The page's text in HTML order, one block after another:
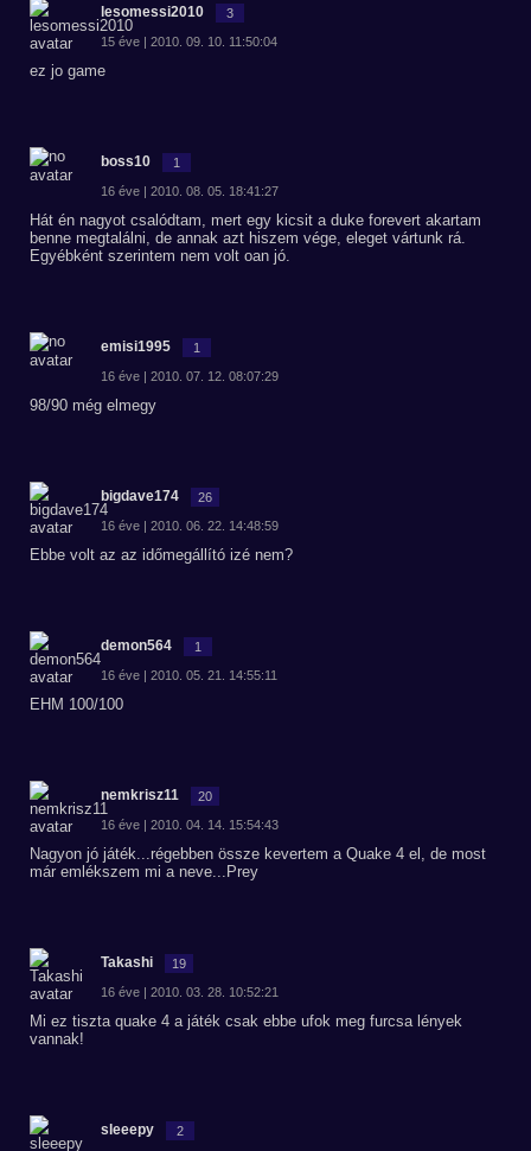
lesomessi2010 3
15 éve | 2010. 09. 10. 11:50:04
ez jo game
boss10 1
16 éve | 2010. 08. 05. 18:41:27
Hát én nagyot csalódtam, mert egy kicsit a duke forevert akartam
benne megtalálni, de annak azt hiszem vége, eleget vártunk rá.
Egyébként szerintem nem volt oan jó.
emisi1995 1
16 éve | 2010. 07. 12. 08:07:29
98/90 még elmegy
bigdave174 26
16 éve | 2010. 06. 22. 14:48:59
Ebbe volt az az időmegállító izé nem?
demon564 1
16 éve | 2010. 05. 21. 14:55:11
EHM 100/100
nemkrisz11 20
16 éve | 2010. 04. 14. 15:54:43
Nagyon jó játék...régebben össze kevertem a Quake 4 el, de most
már emlékszem mi a neve...Prey
Takashi 19
16 éve | 2010. 03. 28. 10:52:21
Mi ez tiszta quake 4 a játék csak ebbe ufok meg furcsa lények
vannak!
sleeepy 2